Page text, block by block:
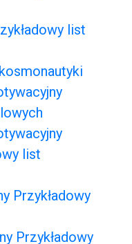
list
list
Przykładowy
Przykładowy